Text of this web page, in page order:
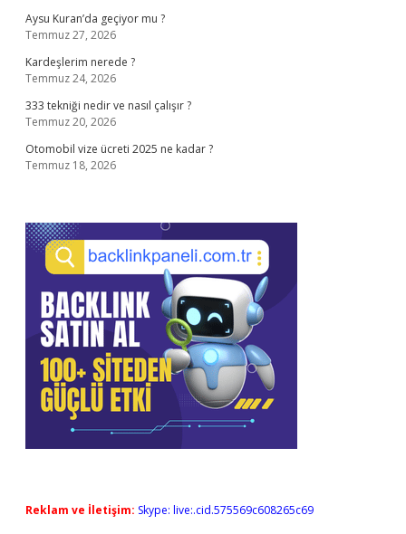
Aysu Kuran’da geçiyor mu ?
Temmuz 27, 2026
Kardeşlerim nerede ?
Temmuz 24, 2026
333 tekniği nedir ve nasıl çalışır ?
Temmuz 20, 2026
Otomobil vize ücreti 2025 ne kadar ?
Temmuz 18, 2026
Reklam ve İletişim: Skype: live:.cid.575569c608265c69